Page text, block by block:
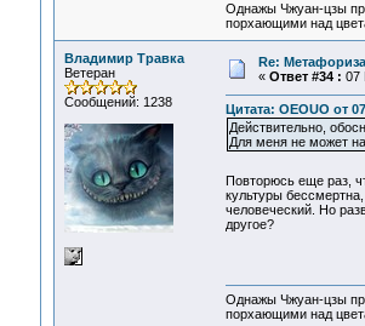
Однажы Чжуан-цзы
порхающими над
Владимир Травка
Ветеран
Сообщений: 1238
Re:
« Ответ #34 : 07
Цитата: OEOUO от
Действительно,
Для меня не может
Повторюсь еще раз,
культуры
человеческий. Но
другое?
Однажы Чжуан-цзы
порхающими над